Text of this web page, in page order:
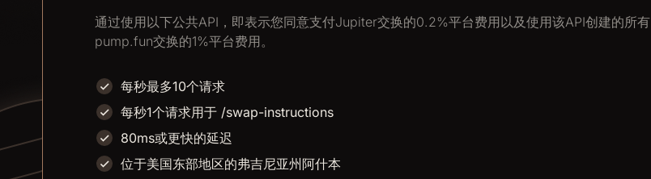
通过使用以下公共API，即表示您同意支付Jupiter交换的0.2%平台费用以及使用该API创建的所有
pump.fun交换的1%平台费用。
每秒最多10个请求
每秒1个请求用于 /swap-instructions
80ms或更快的延迟
位于美国东部地区的弗吉尼亚州阿什本